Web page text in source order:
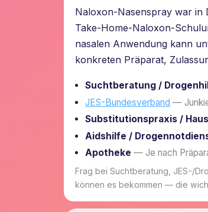
Naloxon-Nasenspray war in
Take-Home-Naloxon-
nasalen Anwendung kann
konkreten Präparat,
Suchtberatung /
JES-Bundesverband —
Substitutionspraxis /
Aidshilfe /
Apotheke — Je nach
Frag bei Suchtberatung, JES-/
können es bekommen — die